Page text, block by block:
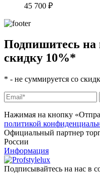
45 700 ₽
Подпишитесь на
скидку 10%*
* - не суммируется со
Нажимая на кнопку
политикой
Официальный партнер
России
Информация
Подписывайтесь на нас в